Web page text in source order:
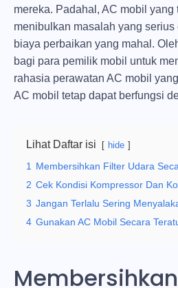
mereka. Padahal, AC mobil yang
menibulkan masalah yang serius
biaya perbaikan yang mahal.
bagi para pemilik mobil untuk
rahasia perawatan AC mobil
AC mobil tetap dapat berfungsi
Lihat Daftar isi hide
1 Membersihkan Filter Udara
2 Cek Kondisi Kompressor Dan
3 Jangan Terlalu Sering
4 Gunakan AC Mobil Secara